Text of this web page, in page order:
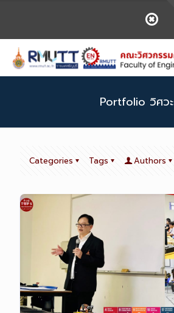
Portfolio วิศวะ
Categories Tags Authors